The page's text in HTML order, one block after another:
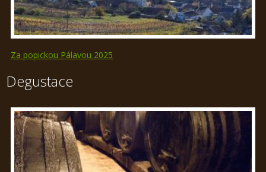
Za popickou Pálavou 2025
Degustace